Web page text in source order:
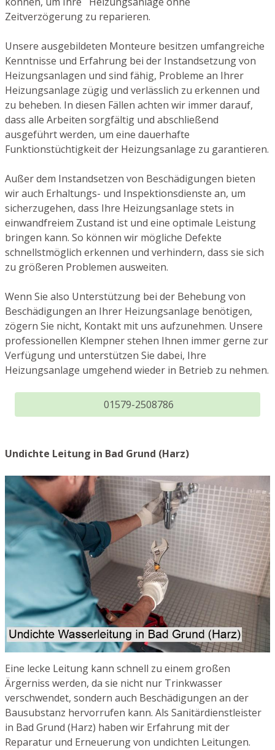
Zeitverzögerung zu reparieren.
Unsere ausgebildeten Monteure besitzen umfangreiche
Kenntnisse und Erfahrung bei der Instandsetzung von
Heizungsanlagen und sind fähig, Probleme an Ihrer
Heizungsanlage zügig und verlässlich zu erkennen und
zu beheben. In diesen Fällen achten wir immer darauf,
dass alle Arbeiten sorgfältig und abschließend
ausgeführt werden, um eine dauerhafte
Funktionstüchtigkeit der Heizungsanlage zu garantieren.
Außer dem Instandsetzen von Beschädigungen bieten
wir auch Erhaltungs- und Inspektionsdienste an, um
sicherzugehen, dass Ihre Heizungsanlage stets in
einwandfreiem Zustand ist und eine optimale Leistung
bringen kann. So können wir mögliche Defekte
schnellstmöglich erkennen und verhindern, dass sie sich
zu größeren Problemen ausweiten.
Wenn Sie also Unterstützung bei der Behebung von
Beschädigungen an Ihrer Heizungsanlage benötigen,
zögern Sie nicht, Kontakt mit uns aufzunehmen. Unsere
professionellen Klempner stehen Ihnen immer gerne zur
Verfügung und unterstützen Sie dabei, Ihre
Heizungsanlage umgehend wieder in Betrieb zu nehmen.
01579-2508786
Undichte Leitung in Bad Grund (Harz)
Eine lecke Leitung kann schnell zu einem großen
Ärgerniss werden, da sie nicht nur Trinkwasser
verschwendet, sondern auch Beschädigungen an der
Bausubstanz hervorrufen kann. Als Sanitärdienstleister
in Bad Grund (Harz) haben wir Erfahrung mit der
Reparatur und Erneuerung von undichten Leitungen.